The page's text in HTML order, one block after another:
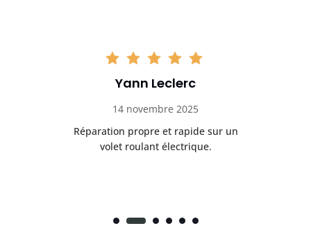
Yann Leclerc
14 novembre 2025
Réparation propre et rapide sur un
volet roulant électrique.